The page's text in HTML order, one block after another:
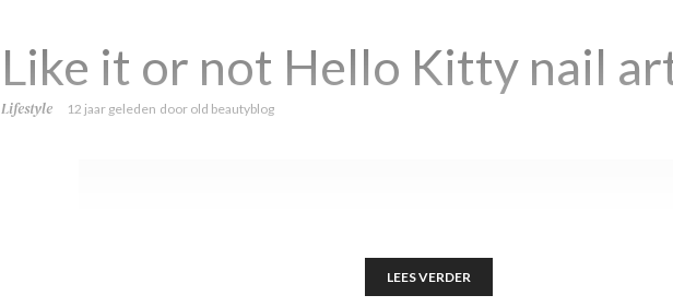
Like it or not Hello Kitty nail
Lifestyle 12 jaar geleden door old beautyblog
LEES VERDER